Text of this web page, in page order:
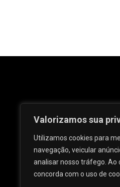
Valorizamos sua
Utilizamos cookies para
navegação, veicular
analisar nosso tráfego. Ao
concorda com o uso de
Rua José e